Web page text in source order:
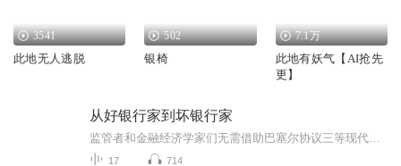
3541
此地无人逃脱
502
银椅
7.1万
此地有妖气【AI抢先
更】
从好银行家到坏银行家
17 714